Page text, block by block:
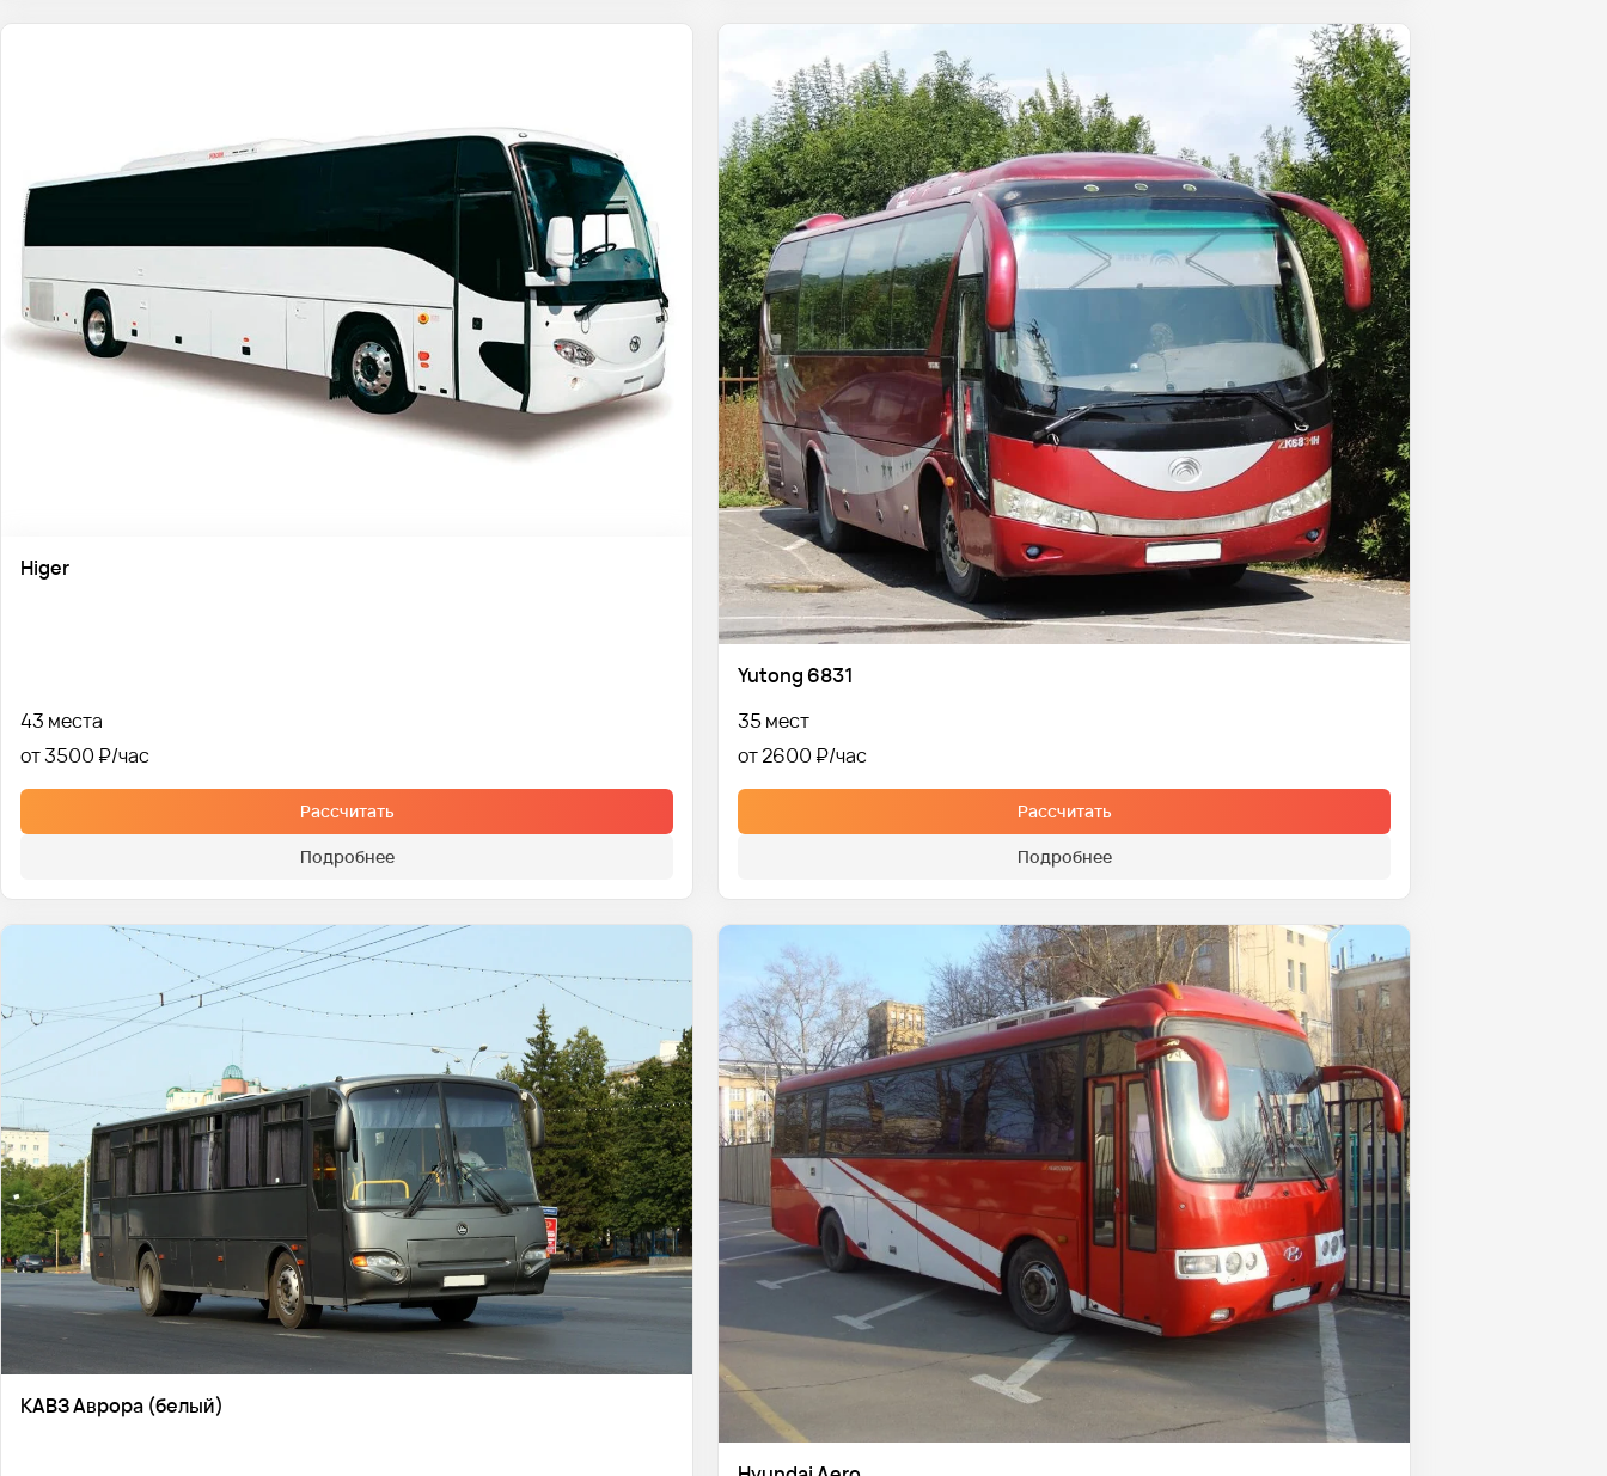
Higer
43 места
от 3500 ₽
Рассчитать
Подробнее
Yutong 6831
35 мест
от 2600 ₽
Рассчитать
Подробнее
КАВЗ Аврора (белый)